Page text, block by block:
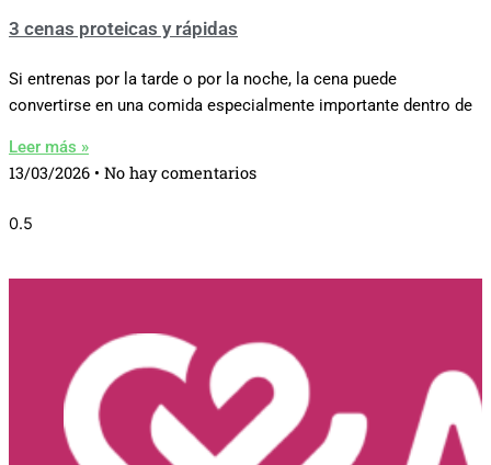
3 cenas proteicas y rápidas
Si entrenas por la tarde o por la noche, la cena puede
convertirse en una comida especialmente importante dentro de
Leer más »
13/03/2026 No hay comentarios